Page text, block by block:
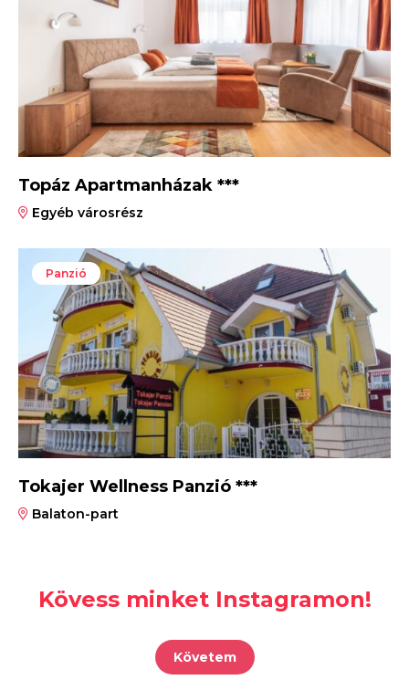
Topáz Apartmanházak ***
Egyéb városrész
Panzió
Tokajer Wellness Panzió ***
Balaton-part
Kövess minket Instagramon!
Követem